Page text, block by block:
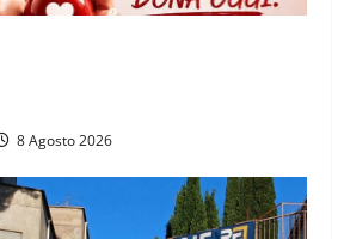
8 Agosto 2026